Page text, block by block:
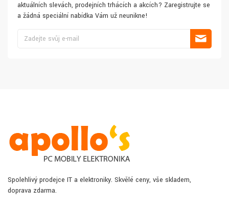
aktuálních slevách, prodejních trhácích a akcích? Zaregistrujte se
a žádná speciální nabídka Vám už neunikne!
Spolehlivý prodejce IT a elektroniky. Skvělé ceny, vše skladem,
doprava zdarma.